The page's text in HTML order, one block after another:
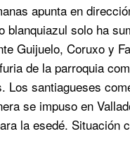
apunta en
solo ha
Guijuelo, Coruxo y
de la parroquia
santiagueses
se impuso en
la esedé. Situación